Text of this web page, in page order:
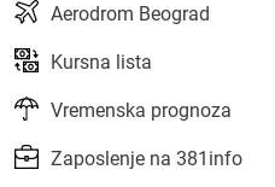
Aerodrom Beograd
Kursna lista
Vremenska prognoza
Zaposlenje na 381info